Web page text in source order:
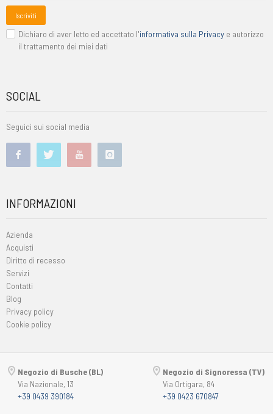
Iscriviti
Dichiaro di aver letto ed accettato l'informativa sulla Privacy e autorizzo
il trattamento dei miei dati
SOCIAL
Seguici sui social media
INFORMAZIONI
Azienda
Acquisti
Diritto di recesso
Servizi
Contatti
Blog
Privacy policy
Cookie policy
Negozio di Busche (BL)
Via Nazionale, 13
+39 0439 390184
Negozio di Signoressa (TV)
Via Ortigara, 84
+39 0423 670847